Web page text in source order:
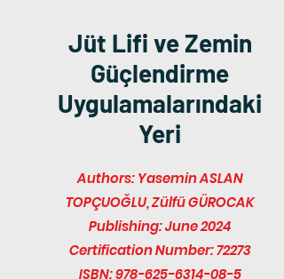
Jüt Lifi ve Zemin
Güçlendirme
Uygulamalarındaki
Yeri
Authors: Yasemin ASLAN
TOPÇUOĞLU, Zülfü GÜROCAK
Publishing: June 2024
Certification Number: 72273
ISBN:978-625-6314-08-5